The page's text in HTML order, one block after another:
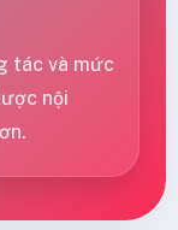
tác và mức
nội